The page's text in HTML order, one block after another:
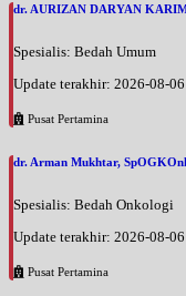
dr. AURIZAN DARYAN
Spesialis: Bedah Umum
Update terakhir: 2026-08-
Pusat Pertamina
dr. Arman Mukhtar,
Spesialis: Bedah Onkologi
Update terakhir: 2026-08-
Pusat Pertamina